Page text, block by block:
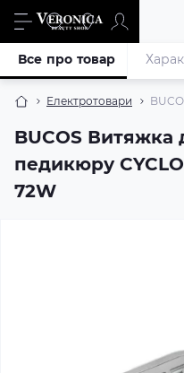
Електротовари
BUCOS Витяжка
педикюру
72W
Все про товар